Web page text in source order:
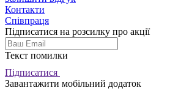
Контакти
Співпраця
Підписатися на розсилку про акції
Текст помилки
Підписатися
Завантажити мобільний додаток